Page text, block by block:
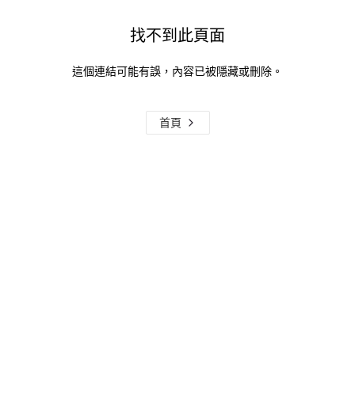
找不到此頁面
這個連結可能有誤，內容已被隱藏或刪除。
首頁